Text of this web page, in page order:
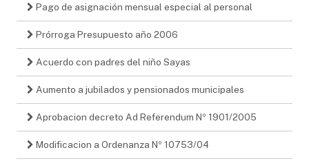
Pago de asignación mensual especial al personal
Prórroga Presupuesto año 2006
Acuerdo con padres del niño Sayas
Aumento a jubilados y pensionados municipales
Aprobacion decreto Ad Referendum Nº 1901/2005
Modificacion a Ordenanza Nº 10753/04